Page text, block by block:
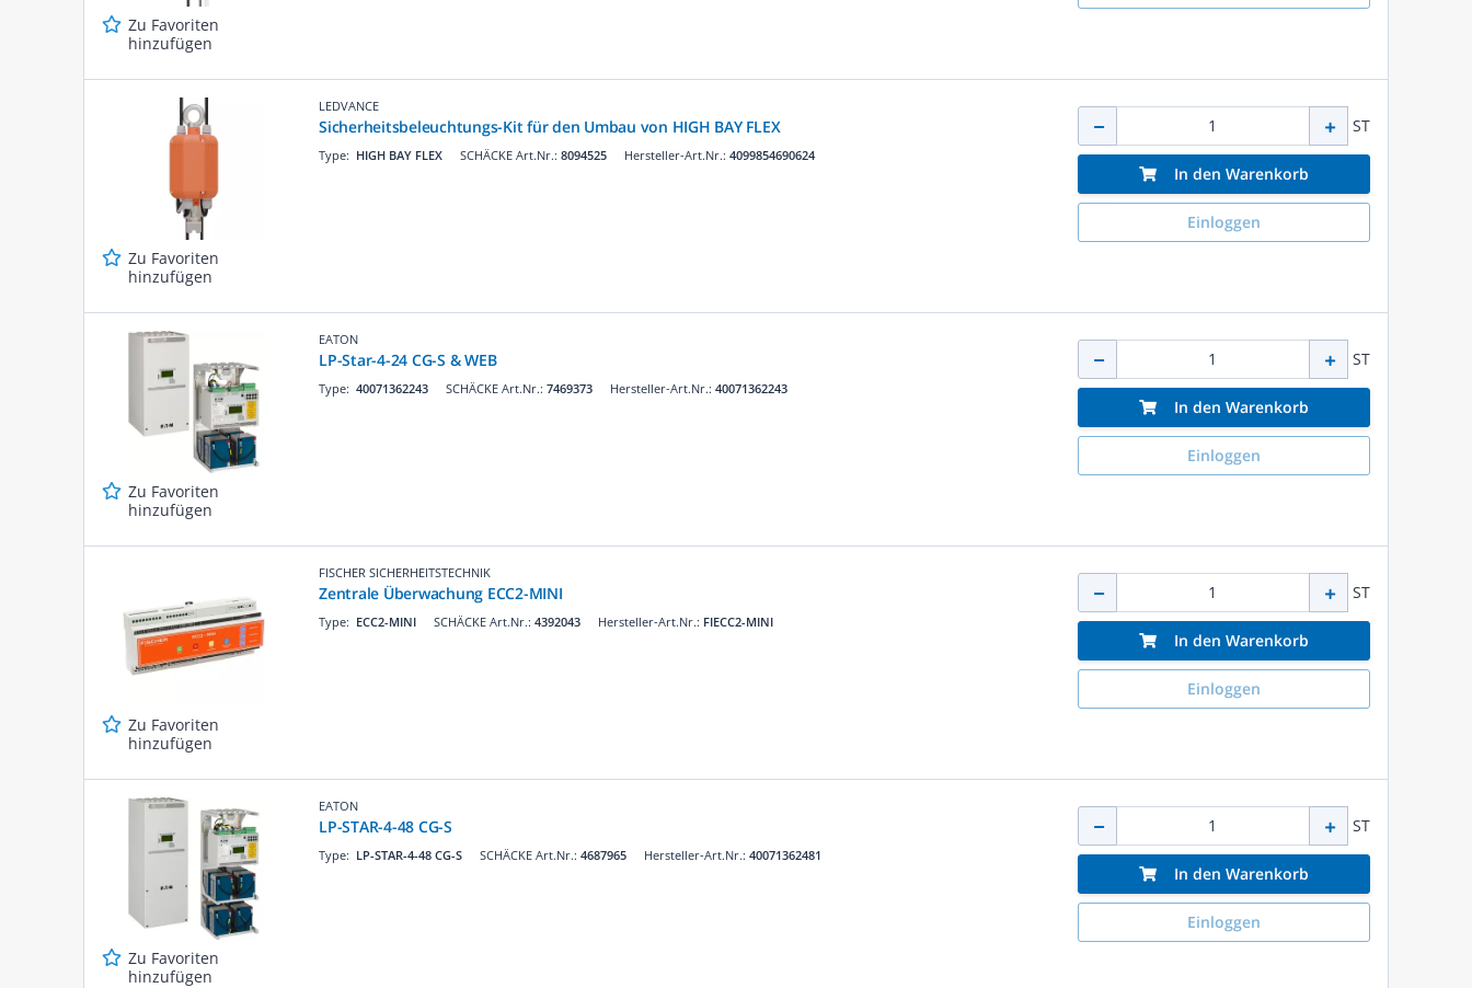
Zu Favoriten
hinzufügen
Zu Favoriten
hinzufügen
LEDVANCE
Sicherheitsbeleuchtungs-Kit für den Umbau von HIGH BAY FLEX
SCHÄCKE Art.Nr.: 8094525
Type: HIGH BAY FLEX Hersteller-Art.Nr.: 4099854690624
ST
In den Warenkorb
Einloggen
Zu Favoriten
hinzufügen
EATON
LP-Star-4-24 CG-S & WEB
SCHÄCKE Art.Nr.: 7469373
Type: 40071362243 Hersteller-Art.Nr.: 40071362243
ST
In den Warenkorb
Einloggen
Zu Favoriten
hinzufügen
FISCHER SICHERHEITSTECHNIK
Zentrale Überwachung ECC2-MINI
SCHÄCKE Art.Nr.: 4392043
Type: ECC2-MINI Hersteller-Art.Nr.: FIECC2-MINI
ST
In den Warenkorb
Einloggen
Zu Favoriten
hinzufügen
EATON
LP-STAR-4-48 CG-S
SCHÄCKE Art.Nr.: 4687965
Type: LP-STAR-4-48 CG-S Hersteller-Art.Nr.: 40071362481
ST
In den Warenkorb
Einloggen